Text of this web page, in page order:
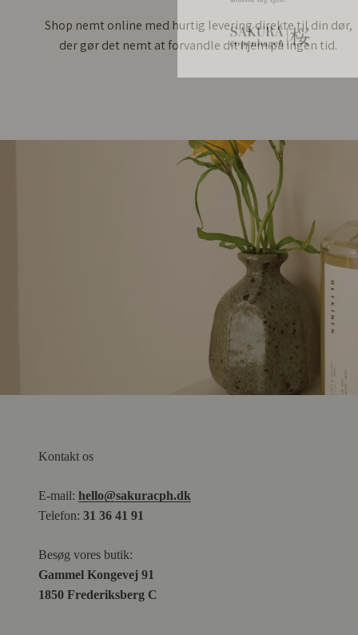
Shop nemt online med hurtig levering direkte til din dør,
der gør det nemt at forvandle dit hjem på ingen tid.
Kontakt os
E-mail: hello@sakuracph.dk
Telefon: 31 36 41 91
Besøg vores butik:
Gammel Kongevej 91
1850 Frederiksberg C